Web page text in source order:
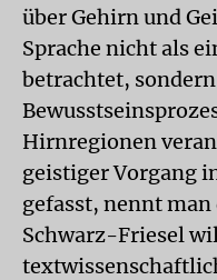
über Gehirn und
Sprache nicht als
betrachtet,
Hirnregionen
geistiger Vorgang
gefasst, nennt
Schwarz-Friesel